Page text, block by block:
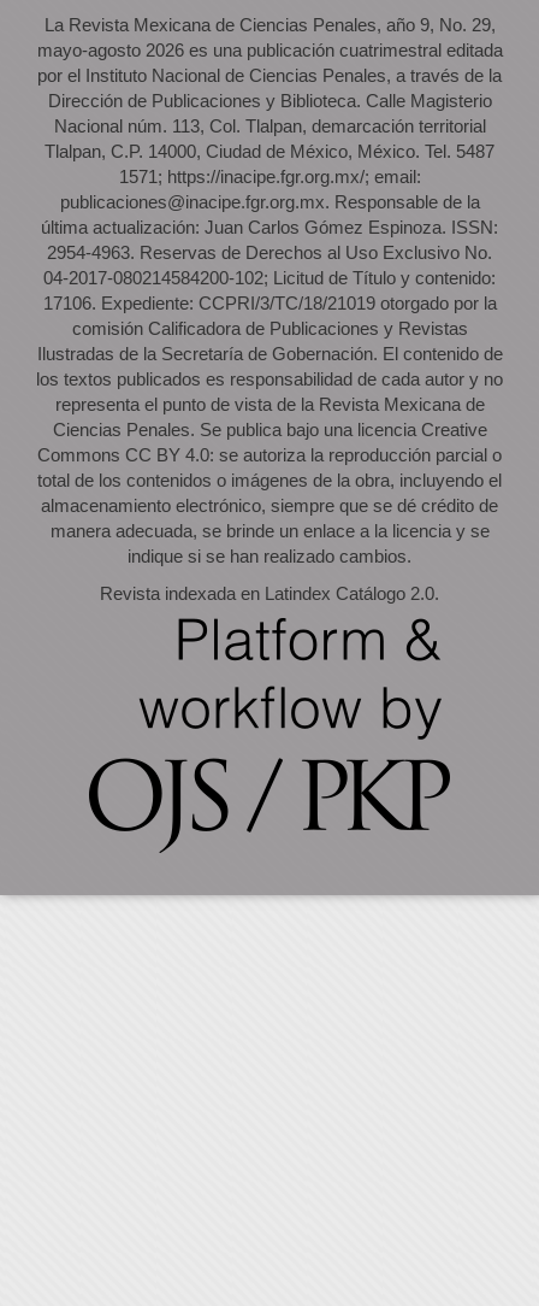
La Revista Mexicana de Ciencias Penales, año 9, No. 29,
mayo-agosto 2026 es una publicación cuatrimestral editada
por el Instituto Nacional de Ciencias Penales, a través de la
Dirección de Publicaciones y Biblioteca. Calle Magisterio
Nacional núm. 113, Col. Tlalpan, demarcación territorial
Tlalpan, C.P. 14000, Ciudad de México, México. Tel. 5487
1571; https://inacipe.fgr.org.mx/; email:
publicaciones@inacipe.fgr.org.mx. Responsable de la
última actualización: Juan Carlos Gómez Espinoza. ISSN:
2954-4963. Reservas de Derechos al Uso Exclusivo No.
04-2017-080214584200-102; Licitud de Título y contenido:
17106. Expediente: CCPRI/3/TC/18/21019 otorgado por la
comisión Calificadora de Publicaciones y Revistas
Ilustradas de la Secretaría de Gobernación. El contenido de
los textos publicados es responsabilidad de cada autor y no
representa el punto de vista de la Revista Mexicana de
Ciencias Penales. Se publica bajo una licencia Creative
Commons CC BY 4.0: se autoriza la reproducción parcial o
total de los contenidos o imágenes de la obra, incluyendo el
almacenamiento electrónico, siempre que se dé crédito de
manera adecuada, se brinde un enlace a la licencia y se
indique si se han realizado cambios.
Revista indexada en Latindex Catálogo 2.0.